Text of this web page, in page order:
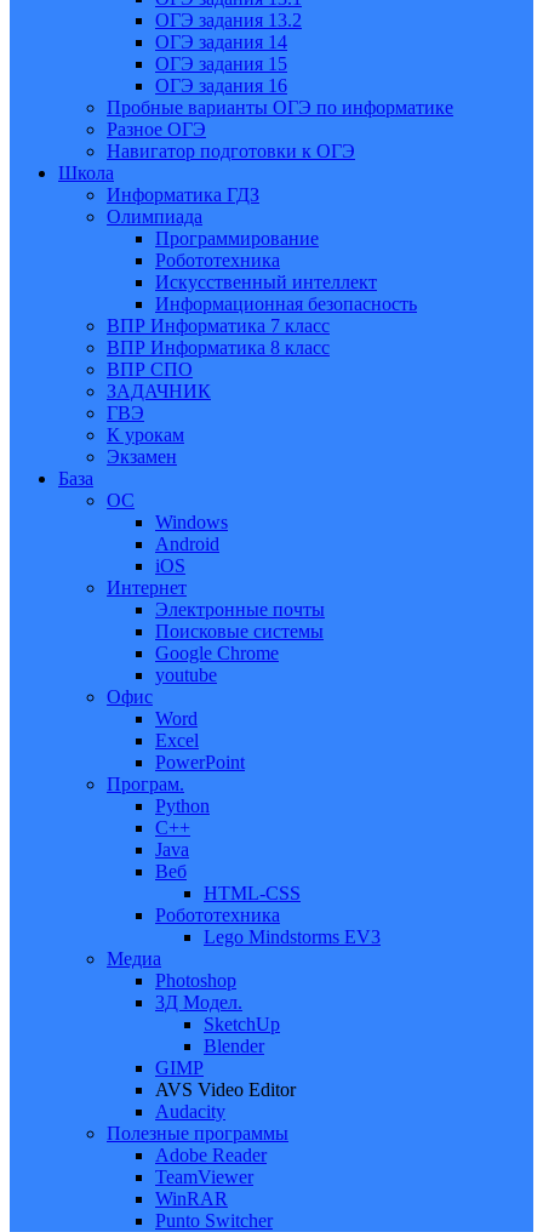
ОГЭ задания 13.2
ОГЭ задания 14
ОГЭ задания 15
ОГЭ задания 16
Пробные варианты ОГЭ по информатике
Разное ОГЭ
Навигатор подготовки к ОГЭ
Школа
Информатика ГДЗ
Олимпиада
Программирование
Робототехника
Искусственный интеллект
Информационная безопасность
ВПР Информатика 7 класс
ВПР Информатика 8 класс
ВПР СПО
ЗАДАЧНИК
ГВЭ
К урокам
Экзамен
База
ОС
Windows
Android
iOS
Интернет
Электронные почты
Поисковые системы
Google Chrome
youtube
Офис
Word
Excel
PowerPoint
Програм.
Python
C++
Java
Веб
HTML-CSS
Робототехника
Lego Mindstorms EV3
Медиа
Photoshop
3Д Модел.
SketchUp
Blender
GIMP
AVS Video Editor
Audacity
Полезные программы
Adobe Reader
TeamViewer
WinRAR
Punto Switcher